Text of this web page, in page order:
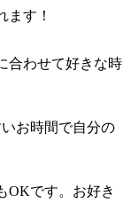
ます！
合わせて好きな時
お時間で自分の
OKです。お好き